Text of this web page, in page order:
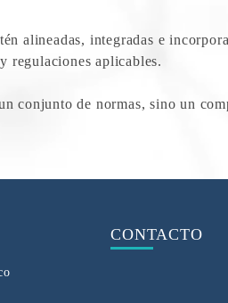
alineadas, integradas e
regulaciones aplicables.
conjunto de normas, sino un
CONTACTO